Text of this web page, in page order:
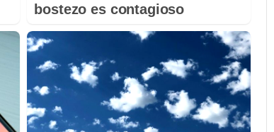
bostezo es contagioso